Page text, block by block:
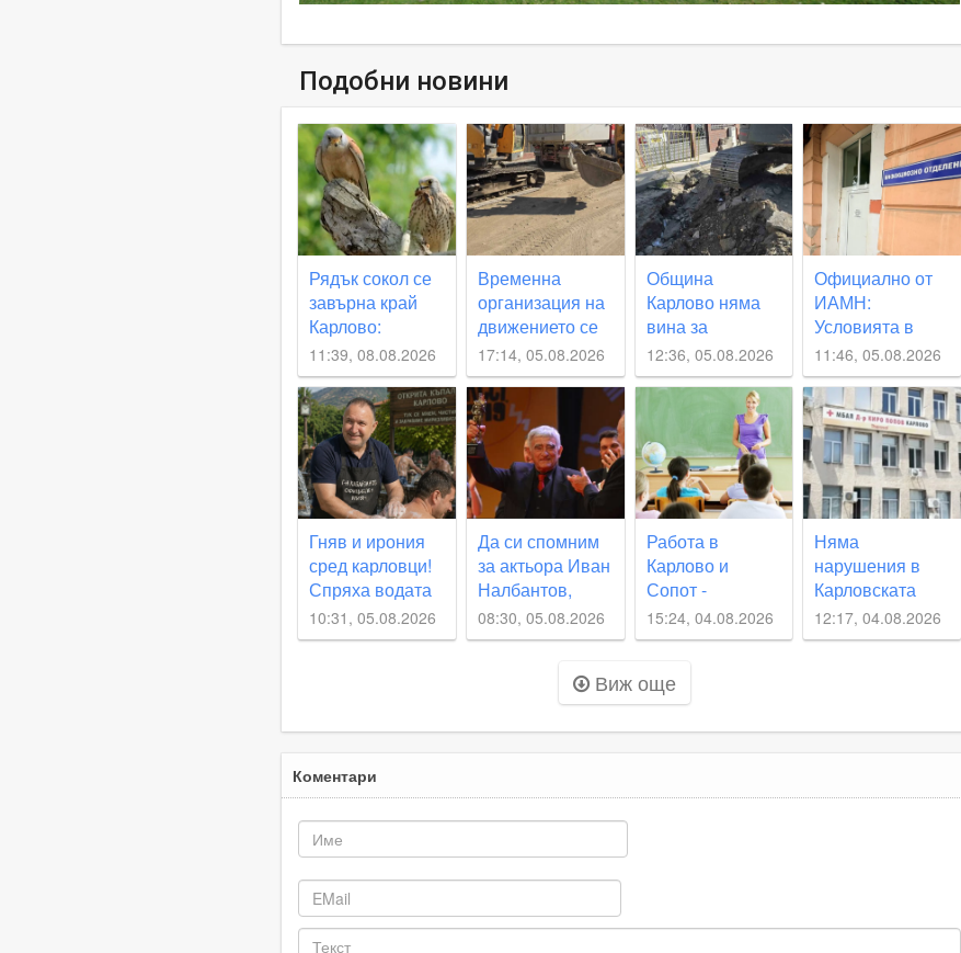
Подобни новини
Рядък сокол се
завърна край
Карлово:
Колония от 10
двойки
белошипи
ветрушки вече
гнезди край
Климент
11:39, 08.08.2026
Временна
организация на
движението се
въвежда по част
от улица
„Юмрукчал“
17:14, 05.08.2026
Община
Карлово няма
вина за
непредвиденото
спиране на
водата, но се
извинява на
гражданите
12:36, 05.08.2026
Официално от
ИАМН:
Условията в
Инфекциозното
отделение в
карловската
болница са
“изключително
лоши“
11:46, 05.08.2026
Гняв и ирония
сред карловци!
Спряха водата
11 часа по-рано
от обявеното
10:31, 05.08.2026
Да си спомним
за актьора Иван
Налбантов,
роден в
Карловско на
днешната дата
08:30, 05.08.2026
Работа в
Карлово и
Сопот -
свободните
места в
момента
15:24, 04.08.2026
Няма
нарушения в
Карловската
болница по
случая с
12:17, 04.08.2026
Виж още
Коментари